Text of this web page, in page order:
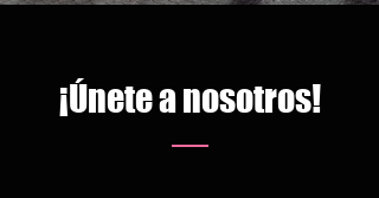
¡Únete a nosotros!